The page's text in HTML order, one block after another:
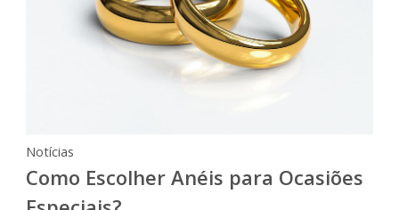
Notícias
Como Escolher Anéis para Ocasiões